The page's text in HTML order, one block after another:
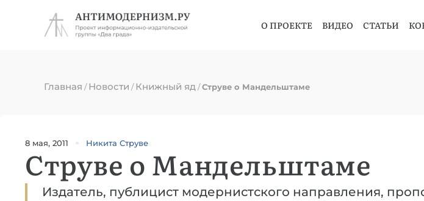
О ПРОЕКТЕ ВИДЕО СТАТЬИ
Главная /Новости /Книжный яд/Струве о Мандельштаме
8 мая, 2011 Никита Струве
Струве о Мандельштаме
Издатель, публицист модернистского направления,